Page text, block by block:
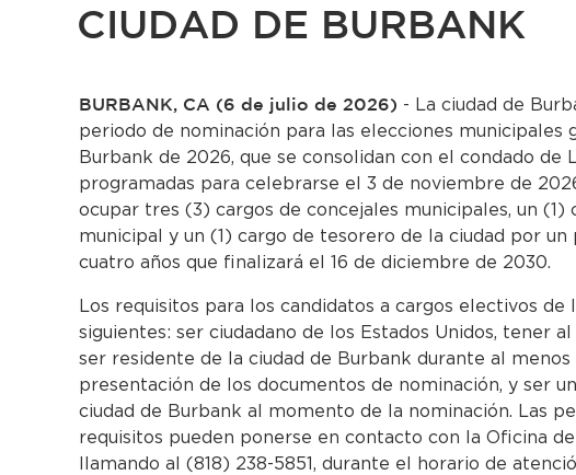
CIUDAD DE BURBANK
BURBANK, CA (6 de julio de 2026) - La ciudad de
periodo de nominación para las elecciones municipales
Burbank de 2026, que se consolidan con el condado de
programadas para celebrarse el 3 de noviembre de
ocupar tres (3) cargos de concejales municipales, un (1)
municipal y un (1) cargo de tesorero de la ciudad por
cuatro años que finalizará el 16 de diciembre de 2030.
Los requisitos para los candidatos a cargos electivos de
siguientes: ser ciudadano de los Estados Unidos, tener al
ser residente de la ciudad de Burbank durante al menos
presentación de los documentos de nominación, y ser
ciudad de Burbank al momento de la nominación. Las
requisitos pueden ponerse en contacto con la Oficina
llamando al (818) 238-5851, durante el horario de